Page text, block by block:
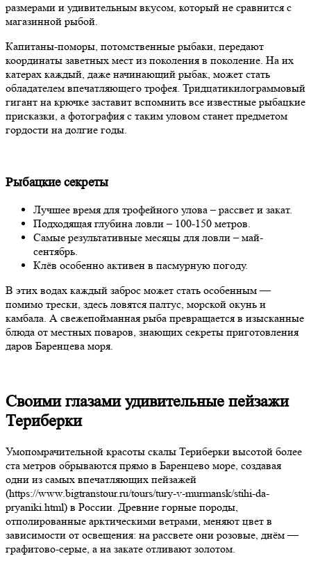
размерами и удивительным вкусом, который не сравнится с
магазинной рыбой.
Капитаны-поморы, потомственные рыбаки, передают
координаты заветных мест из поколения в поколение. На их
катерах каждый, даже начинающий рыбак, может стать
обладателем впечатляющего трофея. Тридцатикилограммовый
гигант на крючке заставит вспомнить все известные рыбацкие
присказки, а фотография с таким уловом станет предметом
гордости на долгие годы.
Рыбацкие секреты
Лучшее время для трофейного улова – рассвет и закат.
Подходящая глубина ловли – 100-150 метров.
Самые результативные месяцы для ловли – май-
сентябрь.
Клёв особенно активен в пасмурную погоду.
В этих водах каждый заброс может стать особенным —
помимо трески, здесь ловятся палтус, морской окунь и
камбала. А свежепойманная рыба превращается в изысканные
блюда от местных поваров, знающих секреты приготовления
даров Баренцева моря.
Своими глазами удивительные пейзажи
Териберки
Умопомрачительной красоты скалы Териберки высотой более
ста метров обрываются прямо в Баренцево море, создавая
одни из самых впечатляющих пейзажей
(https://www.bigtranstour.ru/tours/tury-v-murmansk/stihi-da-
pryaniki.html) в России. Древние горные породы,
отполированные арктическими ветрами, меняют цвет в
зависимости от освещения: на рассвете они розовые, днём —
графитово-серые, а на закате отливают золотом.